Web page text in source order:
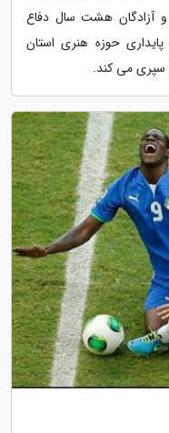
و آزادگان هشت سال دفاع
حوزه هنری استان
سپری می کند.